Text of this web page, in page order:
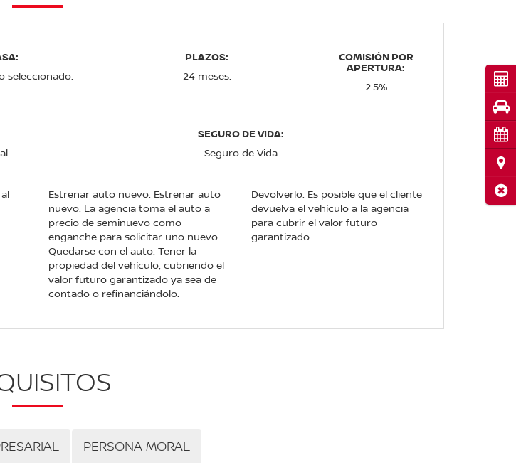
seleccionado.
PLAZOS:
24 meses.
COMISIÓN POR
APERTURA:
2.5%
SEGURO DE VIDA:
Seguro de Vida
Estrenar auto nuevo. Estrenar auto
nuevo. La agencia toma el auto a
precio de seminuevo como
enganche para solicitar uno nuevo.
Quedarse con el auto. Tener la
propiedad del vehículo, cubriendo el
valor futuro garantizado ya sea de
contado o refinanciándolo.
Devolverlo. Es posible que el cliente
devuelva el vehículo a la agencia
para cubrir el valor futuro
garantizado.
PERSONA MORAL